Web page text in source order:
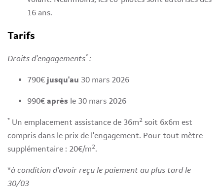
16 ans.
Tarifs
Droits d'engagements*:
790€ jusqu'au 30 mars 2026
990€ après le 30 mars 2026
* Un emplacement assistance de 36m2 soit 6x6m est
compris dans le prix de l'engagement. Pour tout mètre
supplémentaire : 20€/m2.
*à condition d'avoir reçu le paiement au plus tard le
30/03